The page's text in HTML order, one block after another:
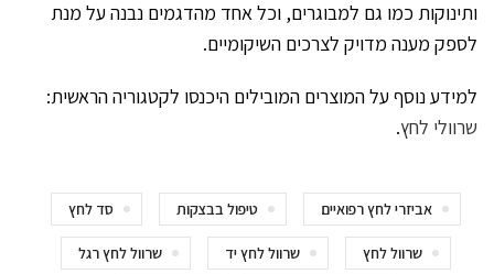
ותינוקות כמו גם למבוגרים, וכל אחד מהדגמים נבנה על מנת
לספק מענה מדויק לצרכים השיקומיים.
למידע נוסף על המוצרים המובילים היכנסו לקטגוריה הראשית:
שרוולי לחץ.
אביזרי לחץ רפואיים טיפול בבצקות סד לחץ
שרוול לחץ שרוול לחץ יד שרוול לחץ רגל